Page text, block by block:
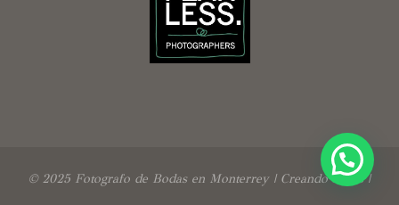
© 2025 Fotografo de Bodas en Monterrey | Creando Fotos |